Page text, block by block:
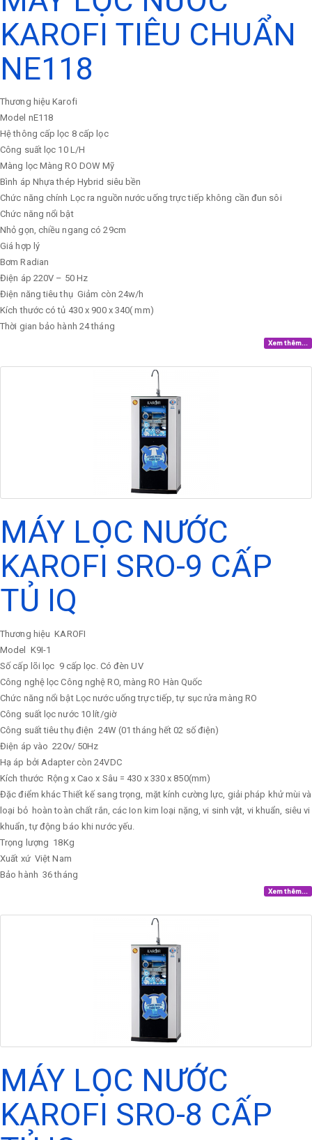
KAROFI TIÊU CHUẨN
NE118
Thương hiệu Karofi
Model nE118
Hệ thông cấp lọc 8 cấp lọc
Công suất lọc 10 L/H
Màng lọc Màng RO DOW Mỹ
Bình áp Nhựa thép Hybrid siêu bền
Chức năng chính Lọc ra nguồn nước uống trực tiếp không cần đun sôi
Chức năng nổi bật
Nhỏ gọn, chiều ngang có 29cm
Giá hợp lý
Bơm Radian
Điện áp 220V – 50 Hz
Điện năng tiêu thụ Giảm còn 24w/h
Kích thước có tủ 430 x 900 x 340( mm)
Thời gian bảo hành 24 tháng
Xem thêm...
MÁY LỌC NƯỚC
KAROFI SRO-9 CẤP
TỦ IQ
Thương hiệu KAROFI
Model K9I-1
Số cấp lõi lọc 9 cấp lọc. Có đèn UV
Công nghệ lọc Công nghệ RO, màng RO Hàn Quốc
Chức năng nổi bật Lọc nước uống trực tiếp, tự sục rửa màng RO
Công suất lọc nước 10 lít/giờ
Công suất tiêu thụ điện 24W (01 tháng hết 02 số điện)
Điện áp vào 220v/ 50Hz
Hạ áp bởi Adapter còn 24VDC
Kích thước Rộng x Cao x Sâu = 430 x 330 x 850(mm)
Đặc điểm khác Thiết kế sang trọng, mặt kính cường lực, giải pháp khử mùi và
loại bỏ hoàn toàn chất rắn, các Ion kim loại nặng, vi sinh vật, vi khuẩn, siêu vi
khuẩn, tự động báo khi nước yếu.
Trọng lượng 18Kg
Xuất xứ Việt Nam
Bảo hành 36 tháng
Xem thêm...
MÁY LỌC NƯỚC
KAROFI SRO-8 CẤP